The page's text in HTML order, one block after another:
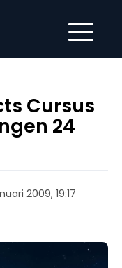
Cursus
24
2009, 19:17